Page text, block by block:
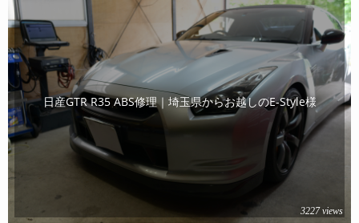
日産GTR R35 ABS修理｜埼玉県からお越しのE-Style様
3227 views